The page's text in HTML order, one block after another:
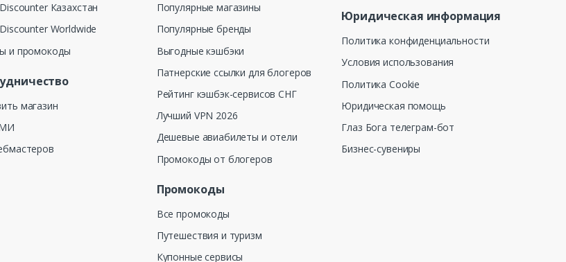
Казахстан
Worldwide
и промокоды
магазин
Популярные магазины
Популярные бренды
Выгодные кэшбэки
Патнерские ссылки для блогеров
Рейтинг кэшбэк-сервисов СНГ
Лучший VPN 2026
Дешевые авиабилеты и отели
Промокоды от блогеров
Промокоды
Все промокоды
Путешествия и туризм
Купонные сервисы
Юридическая информация
Политика конфиденциальности
Условия использования
Политика Cookie
Юридическая помощь
Глаз Бога телеграм-бот
Бизнес-сувениры